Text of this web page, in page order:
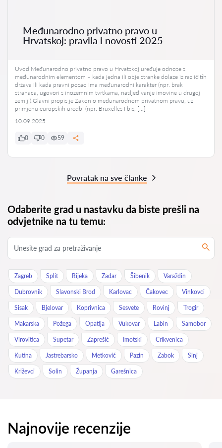
Međunarodno privatno pravo u
Hrvatskoj: pravila i novosti 2025
Uvod Međunarodno privatno pravo u Hrvatskoj uređuje odnose s
međunarodnim elementom – kada jedna ili obje stranke dolaze iz različitih
država ili kada pravni posao ima međunarodni karakter (npr. brak
stranaca, ugovori s inozemnim tvrtkama, nasljeđivanje imovine u drugoj
zemlji).Glavni propis je Zakon o međunarodnom privatnom pravu, uz
primjenu europskih uredbi (npr. Bruxelles I bis, […]
10.09.2025
0 0 59
Povratak na sve članke
Odaberite grad u nastavku da biste prešli na
odvjetnike na tu temu:
Zagreb Split Rijeka Zadar Šibenik Varaždin
Dubrovnik Slavonski Brod Karlovac Čakovec Vinkovci
Sisak Bjelovar Koprivnica Sesvete Rovinj Trogir
Makarska Požega Opatija Vukovar Labin Samobor
Virovitica Supetar Zaprešić Imotski Crikvenica
Kutina Jastrebarsko Metković Pazin Zabok Sinj
Križevci Solin Županja Garešnica
Najnovije recenzije